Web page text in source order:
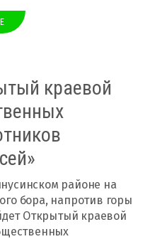
краевой
районе на
бора, напротив горы
Открытый краевой